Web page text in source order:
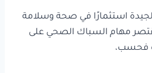
استثمارًا في صحة وسلامة
مهام السباك الصحي على
فحسب،